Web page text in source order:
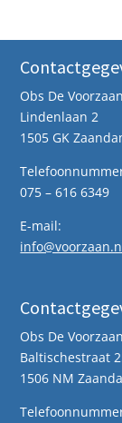
Obs De
Lindenlaan 2
1505 GK
075 – 616 6349
E-mail:
Obs De
Baltischestraat
1506 NM